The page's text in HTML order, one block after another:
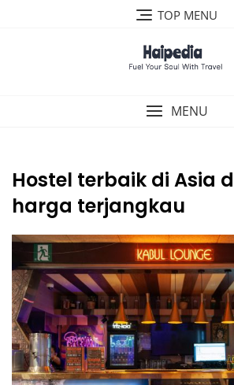
TOP MENU
MENU
Hostel terbaik di Asia
harga terjangkau